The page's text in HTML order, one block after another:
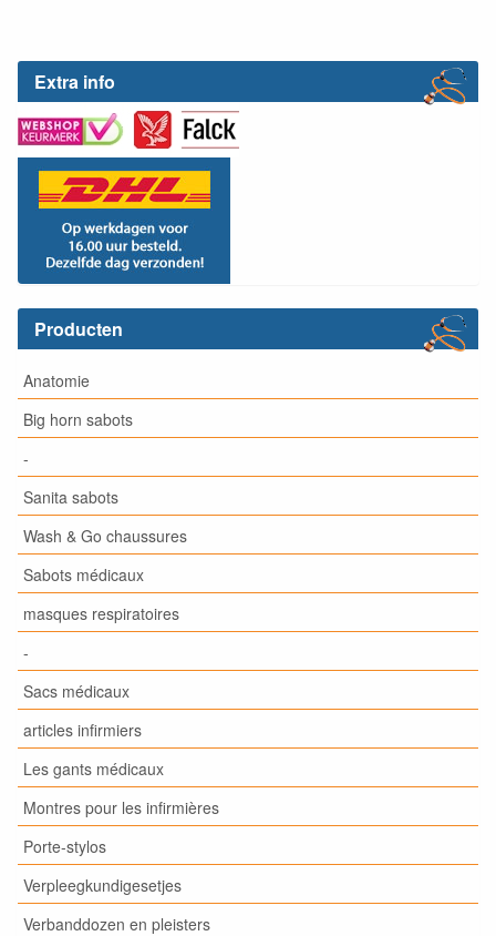
Extra info
Producten
Anatomie
Big horn sabots
-
Sanita sabots
Wash & Go chaussures
Sabots médicaux
masques respiratoires
-
Sacs médicaux
articles infirmiers
Les gants médicaux
Montres pour les infirmières
Porte-stylos
Verpleegkundigesetjes
Verbanddozen en pleisters